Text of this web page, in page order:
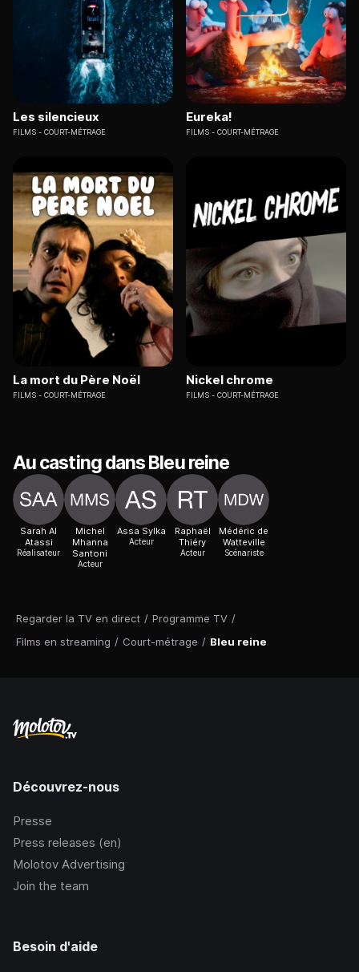
Regarder la TV en direct / Programme TV /
Films en streaming / Court-métrage / Bleu reine
Les silencieux
FILMS COURT-MÉTRAGE
Eureka!
FILMS COURT-MÉTRAGE
La mort du Père Noël
FILMS COURT-MÉTRAGE
Nickel chrome
FILMS COURT-MÉTRAGE
Au casting dans Bleu reine
Sarah Al
Atassi
Réalisateur
Michel
Mhanna
Santoni
Acteur
Assa Sylka
Acteur
Raphaël
Thiéry
Acteur
Médéric de
Watteville
Scénariste
Découvrez-nous
Presse
Press releases (en)
Molotov Advertising
Join the team
Besoin d'aide